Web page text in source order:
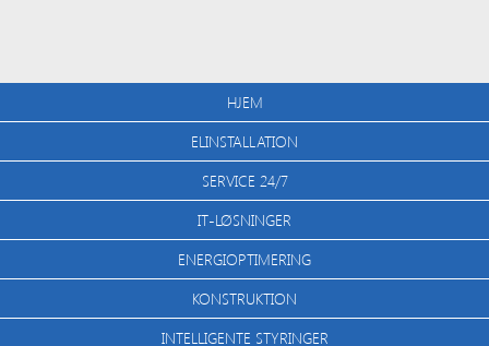
HJEM
ELINSTALLATION
SERVICE 24/7
IT-LØSNINGER
ENERGIOPTIMERING
KONSTRUKTION
INTELLIGENTE STYRINGER